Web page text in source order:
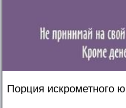
Порция искрометного